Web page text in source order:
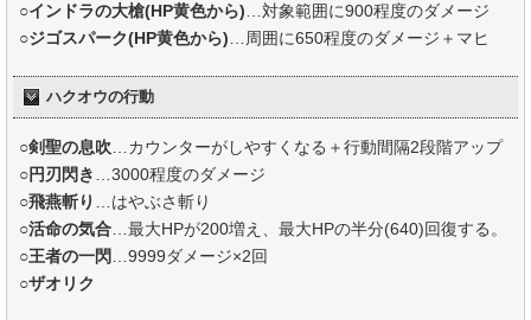
○インドラの大槍(HP黄色から) …対象範囲に900程度のダメージ
○ジゴスパーク(HP黄色から) …周囲に650程度のダメージ＋マヒ
ハクオウの行動
○剣聖の息吹 …カウンターがしやすくなる＋行動間隔2段階アップ
○円刃閃き
…3000程度のダメージ
○飛燕斬り
…はやぶさ斬り
○活命の気合 …最大HPが200増え、最大HPの半分(640)回復する。
○王者の一閃
…9999ダメージ×2回
○ザオリク